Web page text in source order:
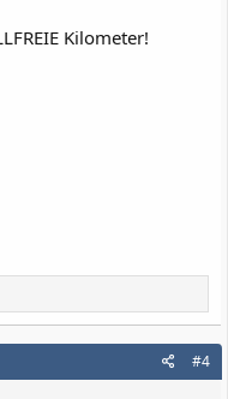
Kilometer!
#4